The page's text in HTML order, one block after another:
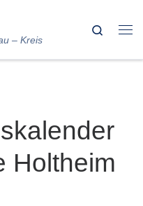
– Kreis
Search
Holtheim